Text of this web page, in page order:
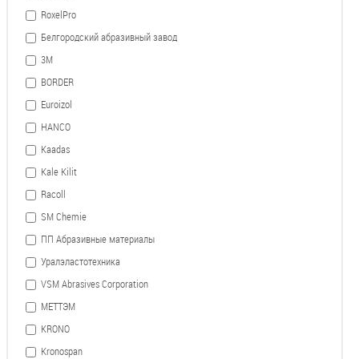
RoxelPro
Белгородский абразивный завод
3М
BORDER
Euroizol
HANCO
Kaadas
Kale Kilit
Racoll
SM Chemie
ПП Абразивные материалы
Уралэластотехника
VSM Abrasives Corporation
МЕТТЭМ
KRONO
Kronospan